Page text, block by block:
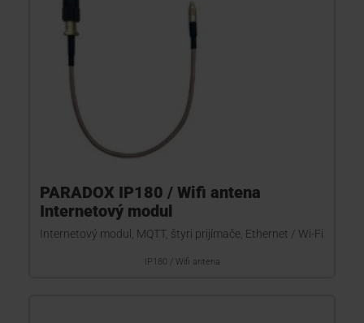
PARADOX IP180 / Wifi antena
Internetový modul
Internetový modul, MQTT, štyri prijímače, Ethernet / Wi-Fi
IP180 / Wifi antena